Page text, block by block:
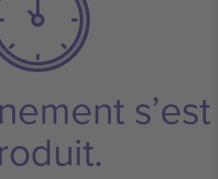
s’est